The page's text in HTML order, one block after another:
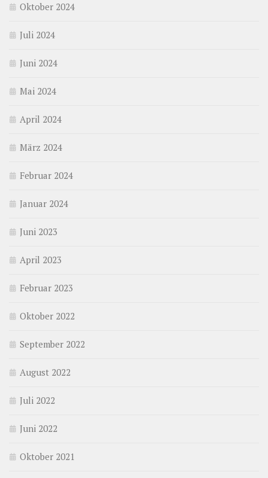
Oktober 2024
Juli 2024
Juni 2024
Mai 2024
April 2024
März 2024
Februar 2024
Januar 2024
Juni 2023
April 2023
Februar 2023
Oktober 2022
September 2022
August 2022
Juli 2022
Juni 2022
Oktober 2021